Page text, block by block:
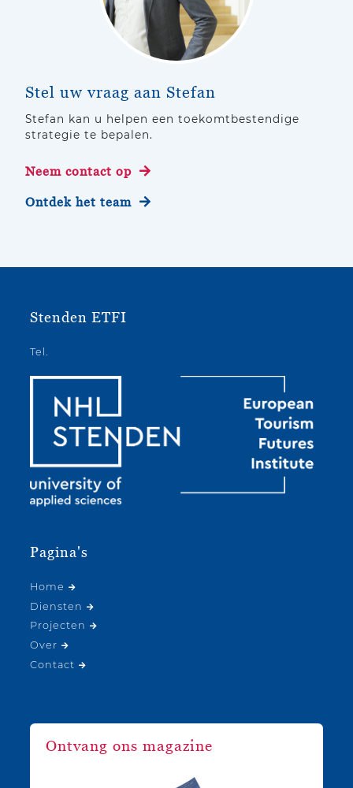
Stel uw vraag aan Stefan
Stefan kan u helpen een toekomtbestendige
strategie te bepalen.
Neem contact op
Ontdek het team
Stenden ETFI
Tel.
Pagina's
Home
Diensten
Projecten
Over
Contact
Ontvang ons magazine